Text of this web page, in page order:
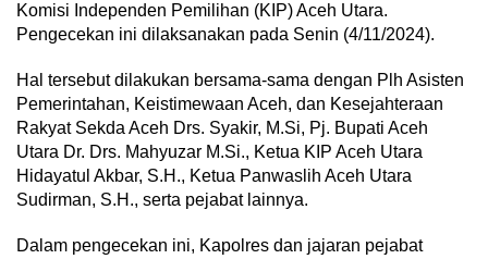
Komisi Independen Pemilihan (KIP) Aceh Utara.
Pengecekan ini dilaksanakan pada Senin (4/11/2024).
Hal tersebut dilakukan bersama-sama dengan Plh Asisten
Pemerintahan, Keistimewaan Aceh, dan Kesejahteraan
Rakyat Sekda Aceh Drs. Syakir, M.Si, Pj. Bupati Aceh
Utara Dr. Drs. Mahyuzar M.Si., Ketua KIP Aceh Utara
Hidayatul Akbar, S.H., Ketua Panwaslih Aceh Utara
Sudirman, S.H., serta pejabat lainnya.
Dalam pengecekan ini, Kapolres dan jajaran pejabat